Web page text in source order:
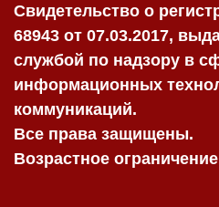
Свидетельство о
68943 от 07.03.2017,
службой по надзору в
информационных
коммуникаций.
Все права защищены.
Возрастное